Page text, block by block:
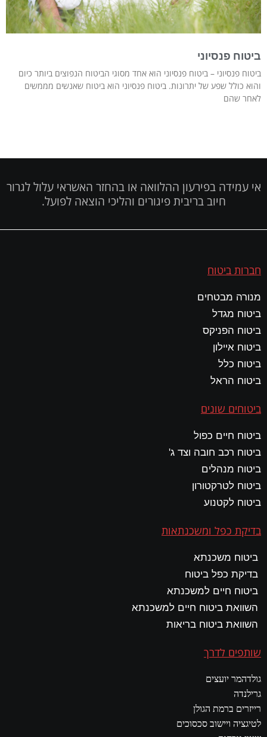
ביטוח פנסיוני
ביטוח פנסיוני – ביטוח פנסיוני הוא אחד מסוגי הביטוח הנפוצים ביותר כיום
והוא כולל שפע של יתרונות. ביטוח פנסיוני הוא ביטוח שאנשים מממשים
לאחר שהם
אי עמידה בפירעון ההלוואה או בהחזר האשראי עלול לגרור
חיוב בריבית פיגורים והליכי הוצאה לפועל.
חברות ביטוח
מנורה מבטחים
ביטוח מגדל
ביטוח הפניקס
ביטוח איילון
ביטוח כלל
ביטוח הראל
ביטוחים שונים
ביטוח חיים כפול
ביטוח רכב חובה וצד ג'
ביטוח מנהלים
ביטוח לטרקטורון
ביטוח לקטנוע
בדיקת כפל ומשכנתאות
ביטוח משכנתא
בדיקת כפל ביטוח
ביטוח חיים למשכנתא
השוואת ביטוח חיים למשכנתא
השוואת ביטוח בריאות
שותפים לדרך
גולדהמר יועצים
גרילנדה
רייזרים ברמת הגולן
לטיגציה ויישוב סכסוכים